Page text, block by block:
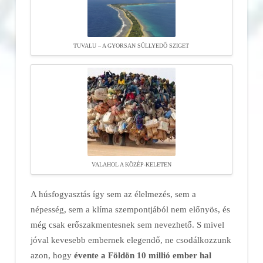
TUVALU – A GYORSAN SÜLLYEDŐ SZIGET
VALAHOL A KÖZÉP-KELETEN
A húsfogyasztás így sem az élelmezés, sem a
népesség, sem a klíma szempontjából nem előnyös, és
még csak erőszakmentesnek sem nevezhető. S mivel
jóval kevesebb embernek elegendő, ne csodálkozzunk
azon, hogy évente a Földön 10 millió ember hal